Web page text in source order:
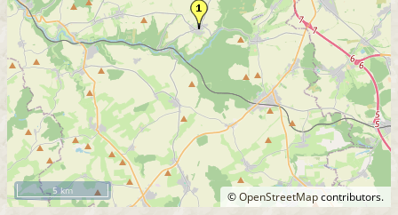
©OpenStreetMapcontributors.
5 km